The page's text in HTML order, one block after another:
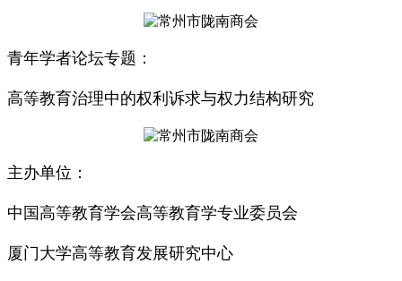
青年学者论坛专题：
高等教育治理中的权利诉求与权力结构研究
主办单位：
中国高等教育学会高等教育学专业委员会
厦门大学高等教育发展研究中心